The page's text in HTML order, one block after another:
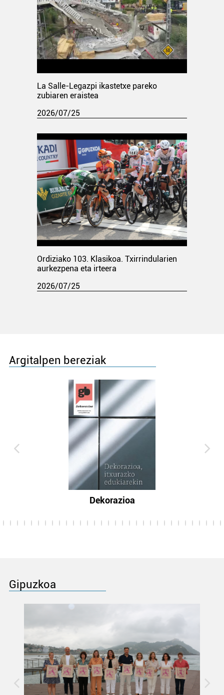
La Salle-Legazpi ikastetxe pareko
zubiaren eraistea
2026/07/25
Ordiziako 103. Klasikoa. Txirrindularien
aurkezpena eta irteera
2026/07/25
Argitalpen bereziak
Dekorazioa
Gipuzkoa